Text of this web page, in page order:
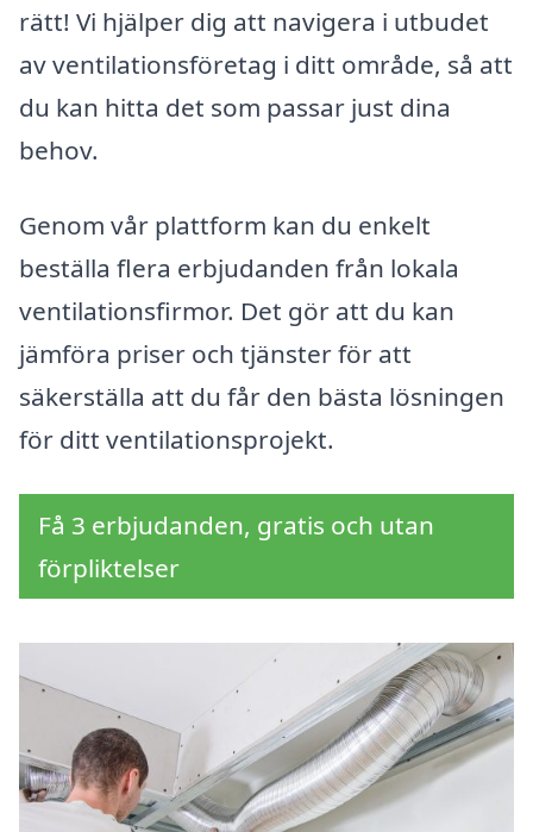
rätt! Vi hjälper dig att navigera i utbudet
av ventilationsföretag i ditt område, så att
du kan hitta det som passar just dina
behov.
Genom vår plattform kan du enkelt
beställa flera erbjudanden från lokala
ventilationsfirmor. Det gör att du kan
jämföra priser och tjänster för att
säkerställa att du får den bästa lösningen
för ditt ventilationsprojekt.
Få 3 erbjudanden, gratis och utan
förpliktelser